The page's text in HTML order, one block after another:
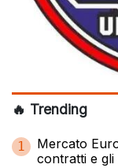
🔥 Trending
1
Mercato
contratti e gli